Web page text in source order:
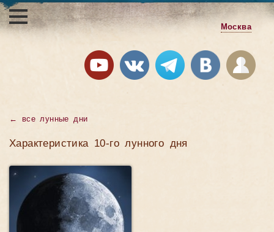
Москва
← все лунные дни
Характеристика 10-го лунного дня